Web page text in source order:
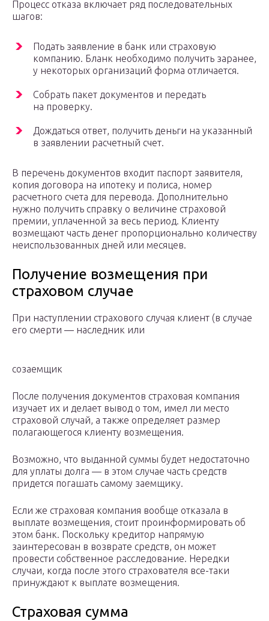
Процесс отказа включает ряд последовательных
шагов:
Подать заявление в банк или страховую
компанию. Бланк необходимо получить заранее,
у некоторых организаций форма отличается.
Собрать пакет документов и передать
на проверку.
Дождаться ответ, получить деньги на указанный
в заявлении расчетный счет.
В перечень документов входит паспорт заявителя,
копия договора на ипотеку и полиса, номер
расчетного счета для перевода. Дополнительно
нужно получить справку о величине страховой
премии, уплаченной за весь период. Клиенту
возмещают часть денег пропорционально количеству
неиспользованных дней или месяцев.
Получение возмещения при
страховом случае
При наступлении страхового случая клиент (в случае
его смерти — наследник или
созаемщик
После получения документов страховая компания
изучает их и делает вывод о том, имел ли место
страховой случай, а также определяет размер
полагающегося клиенту возмещения.
Возможно, что выданной суммы будет недостаточно
для уплаты долга — в этом случае часть средств
придется погашать самому заемщику.
Если же страховая компания вообще отказала в
выплате возмещения, стоит проинформировать об
этом банк. Поскольку кредитор напрямую
заинтересован в возврате средств, он может
провести собственное расследование. Нередки
случаи, когда после этого страхователя все-таки
принуждают к выплате возмещения.
Страховая сумма